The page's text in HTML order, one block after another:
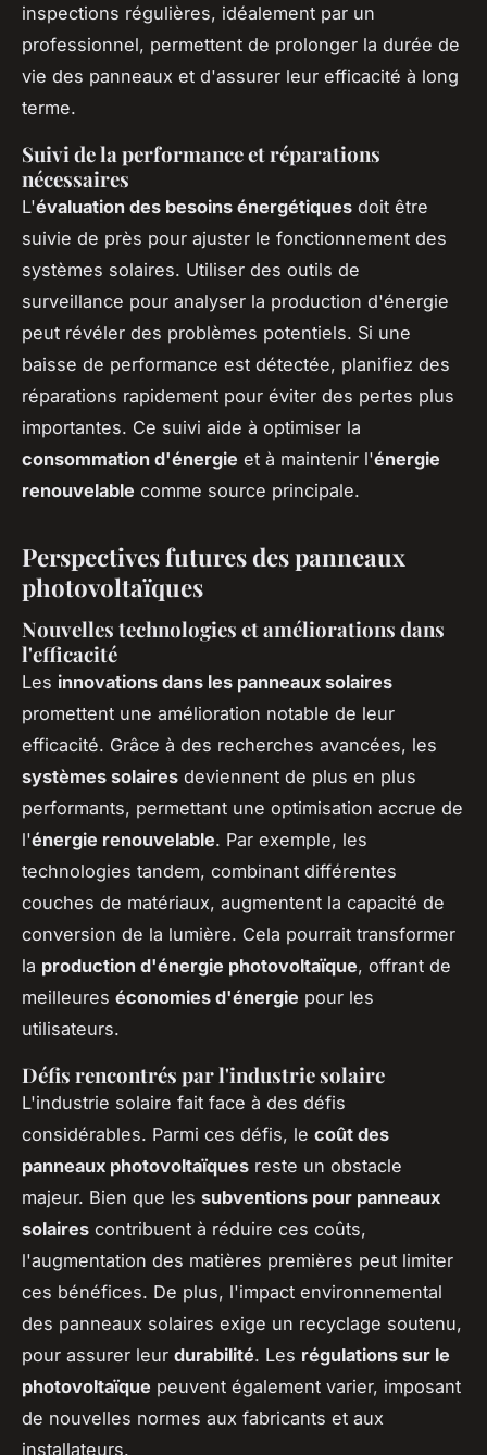
inspections régulières, idéalement par un
professionnel, permettent de prolonger la durée de
vie des panneaux et d'assurer leur efficacité à long
terme.
Suivi de la performance et réparations
nécessaires
L'évaluation des besoins énergétiques doit être
suivie de près pour ajuster le fonctionnement des
systèmes solaires. Utiliser des outils de
surveillance pour analyser la production d'énergie
peut révéler des problèmes potentiels. Si une
baisse de performance est détectée, planifiez des
réparations rapidement pour éviter des pertes plus
importantes. Ce suivi aide à optimiser la
consommation d'énergie et à maintenir l'énergie
renouvelable comme source principale.
Perspectives futures des panneaux
photovoltaïques
Nouvelles technologies et améliorations dans
l'efficacité
Les innovations dans les panneaux solaires
promettent une amélioration notable de leur
efficacité. Grâce à des recherches avancées, les
systèmes solaires deviennent de plus en plus
performants, permettant une optimisation accrue de
l'énergie renouvelable. Par exemple, les
technologies tandem, combinant différentes
couches de matériaux, augmentent la capacité de
conversion de la lumière. Cela pourrait transformer
la production d'énergie photovoltaïque, offrant de
meilleures économies d'énergie pour les
utilisateurs.
Défis rencontrés par l'industrie solaire
L'industrie solaire fait face à des défis
considérables. Parmi ces défis, le coût des
panneaux photovoltaïques reste un obstacle
majeur. Bien que les subventions pour panneaux
solaires contribuent à réduire ces coûts,
l'augmentation des matières premières peut limiter
ces bénéfices. De plus, l'impact environnemental
des panneaux solaires exige un recyclage soutenu,
pour assurer leur durabilité. Les régulations sur le
photovoltaïque peuvent également varier, imposant
de nouvelles normes aux fabricants et aux
installateurs.